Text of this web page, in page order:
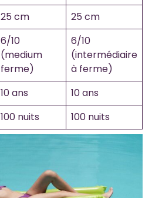
25 cm
25 cm
6/10
(medium
ferme)
6/10
(intermédiaire
à ferme)
10 ans
10 ans
100 nuits 100 nuits